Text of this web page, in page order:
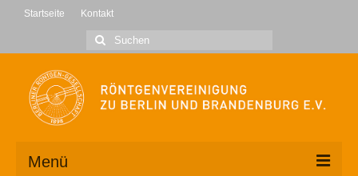
Startseite Kontakt
Suche
nach:
Menü